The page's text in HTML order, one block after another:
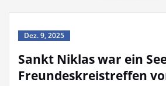
Dez. 9, 2025
Sankt Niklas war ein
Freundeskreistreffen